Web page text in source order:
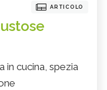
ARTICOLO
in cucina, spezia